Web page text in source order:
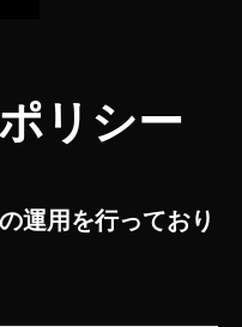
リシー
運用を行っており